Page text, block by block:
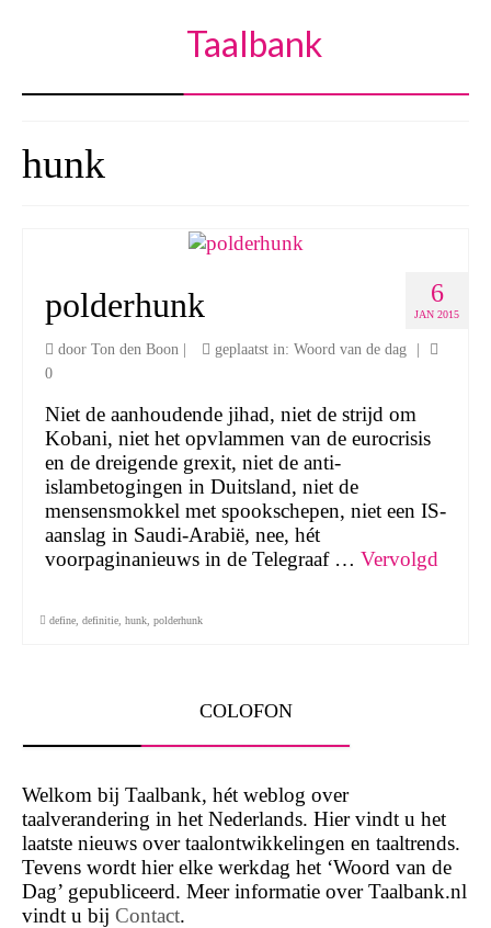
Taalbank
hunk
6
JAN 2015
polderhunk
door Ton den Boon | geplaatst in: Woord van de dag
|
0
Niet de aanhoudende jihad, niet de strijd om
Kobani, niet het opvlammen van de eurocrisis
en de dreigende grexit, niet de anti-
islambetogingen in Duitsland, niet de
mensensmokkel met spookschepen, niet een IS-
aanslag in Saudi-Arabië, nee, hét
voorpaginanieuws in de Telegraaf … Vervolgd
define definitie hunk polderhunk
COLOFON
Welkom bij Taalbank, hét weblog over
taalverandering in het Nederlands. Hier vindt u het
laatste nieuws over taalontwikkelingen en taaltrends.
Tevens wordt hier elke werkdag het ‘Woord van de
Dag’ gepubliceerd. Meer informatie over Taalbank.nl
vindt u bij Contact.